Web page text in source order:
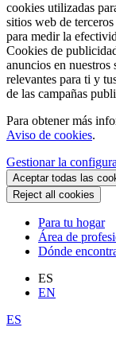
cookies utilizadas
sitios web de
para medir la
Cookies de
anuncios en
relevantes para ti y
de las campañas
Para obtener más
Aviso de cookies.
Gestionar la
Aceptar todas las
Reject all cookies
Para tu hogar
Área de
Dónde
ES
EN
ES